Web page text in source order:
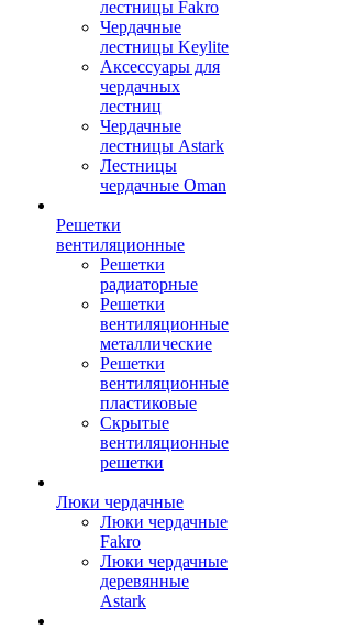
лестницы Fakro
Чердачные
лестницы Keylite
Аксессуары для
чердачных
лестниц
Чердачные
лестницы Astark
Лестницы
чердачные Oman
Решетки
вентиляционные
Решетки
радиаторные
Решетки
вентиляционные
металлические
Решетки
вентиляционные
пластиковые
Скрытые
вентиляционные
решетки
Люки чердачные
Люки чердачные
Fakro
Люки чердачные
деревянные
Astark